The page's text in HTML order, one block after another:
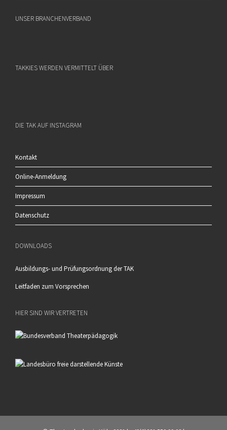
UNSER BRANCHENVERBAND
TAKKIES WERDEN VERMITTELT ÜBER
DIE TAK AUF INSTAGRAM
Kontakt
Online-Anmeldung
Impressum
Datenschutz
DOWNLOADS
Ausbildungs- und Prüfungsordnung der TAK
Leitfaden zum Vorsprechen
HIER SIND WIR VERTRETEN